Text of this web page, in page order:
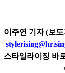
이주연 기자 (보
스타일라이징 바